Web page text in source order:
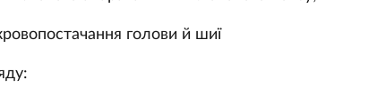
голови й шиї